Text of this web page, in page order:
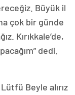
Büyük il
çok bir günde
Kırıkkale’de,
dedi.
Beyle alırız